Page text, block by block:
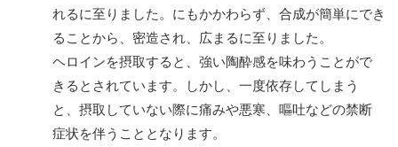
れるに至りました。にもかかわらず、合成が簡単にでき
ることから、密造され、広まるに至りました。
ヘロインを摂取すると、強い陶酔感を味わうことがで
きるとされています。しかし、一度依存してしまう
と、摂取していない際に痛みや悪寒、嘔吐などの禁断
症状を伴うこととなります。